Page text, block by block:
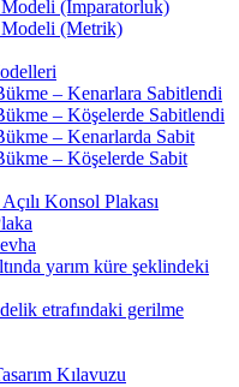
(İmparatorluk)
(Metrik)
– Kenarlara Sabitlendi
– Köşelerde Sabitlendi
– Kenarlarda Sabit
– Köşelerde Sabit
Konsol Plakası
yarım küre şeklindeki
etrafındaki gerilme
Kılavuzu